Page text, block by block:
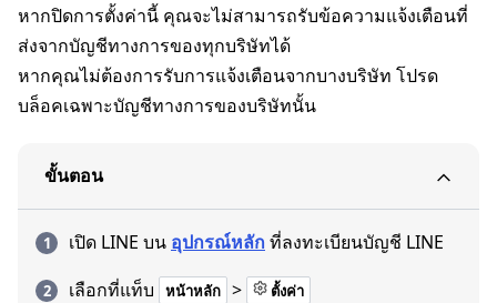
หากปิดการตั้งค่านี้ คุณจะไม่สามารถรับข้อความแจ้งเตือนที่
ส่งจากบัญชีทางการของทุกบริษัทได้
หากคุณไม่ต้องการรับการแจ้งเตือนจากบางบริษัท โปรด
บล็อคเฉพาะบัญชีทางการของบริษัทนั้น
ขั้นตอน
เปิด LINE บน อุปกรณ์หลัก ที่ลงทะเบียนบัญชี LINE
เลือกที่แท็บ
หน้าหลัก > ตั้งค่า